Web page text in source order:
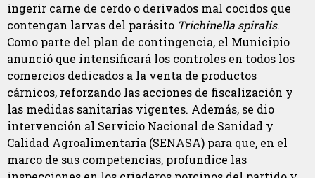
ingerir carne de cerdo o derivados mal cocidos que
contengan larvas del parásito Trichinella spiralis.
Como parte del plan de contingencia, el Municipio
anunció que intensificará los controles en todos los
comercios dedicados a la venta de productos
cárnicos, reforzando las acciones de fiscalización y
las medidas sanitarias vigentes. Además, se dio
intervención al Servicio Nacional de Sanidad y
Calidad Agroalimentaria (SENASA) para que, en el
marco de sus competencias, profundice las